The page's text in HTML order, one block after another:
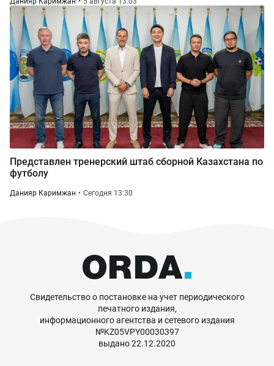
Представлен тренерский штаб сборной Казахстана по
футболу
Данияр Каримжан Сегодня 13:30
Свидетельство о постановке на учет периодического
печатного издания,
информационного агентства и сетевого издания
№KZ05VPY00030397
выдано 22.12.2020